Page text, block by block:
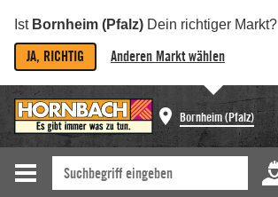
Ist Bornheim (Pfalz) Dein richtiger Markt?
JA, RICHTIG Anderen Markt wählen
Bornheim (Pfalz)